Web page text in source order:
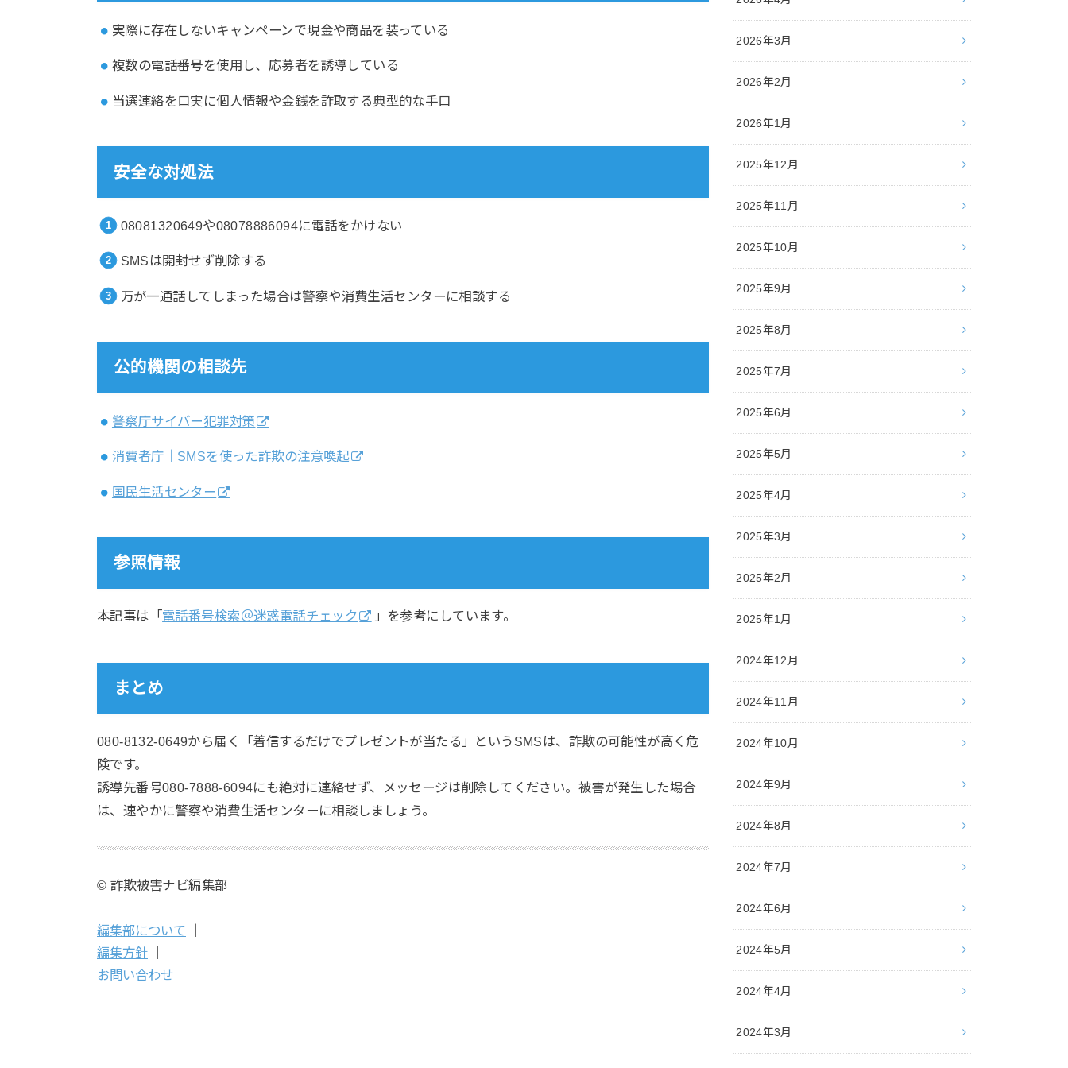
実際に存在しないキャンペーンで現金や商品を装っている
複数の電話番号を使用し、応募者を誘導している
当選連絡を口実に個人情報や金銭を詐取する典型的な手口
安全な対処法
08081320649や08078886094に電話をかけない
SMSは開封せず削除する
万が一通話してしまった場合は警察や消費生活センターに相談する
公的機関の相談先
警察庁サイバー犯罪対策
消費者庁｜SMSを使った詐欺の注意喚起
国民生活センター
参照情報
本記事は「 電話番号検索＠迷惑電話チェック 」を参考にしています。
まとめ
080-8132-0649から届く「着信するだけでプレゼントが当たる」というSMSは、詐欺の可能性が高く危
険です。
誘導先番号080-7888-6094にも絶対に連絡せず、メッセージは削除してください。被害が発生した場合
は、速やかに警察や消費生活センターに相談しましょう。
© 詐欺被害ナビ編集部
編集部について
編集方針
お問い合わせ
2026年3月
2026年2月
2026年1月
2025年12月
2025年11月
2025年10月
2025年9月
2025年8月
2025年7月
2025年6月
2025年5月
2025年4月
2025年3月
2025年2月
2025年1月
2024年12月
2024年11月
2024年10月
2024年9月
2024年8月
2024年7月
2024年6月
2024年5月
2024年4月
2024年3月